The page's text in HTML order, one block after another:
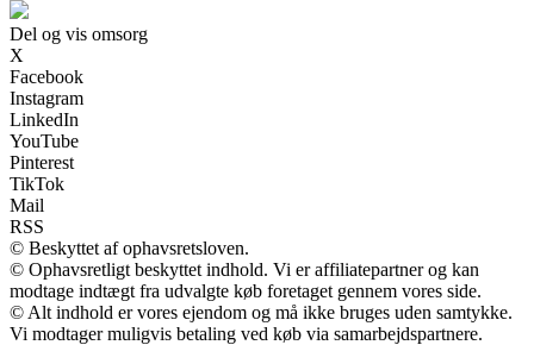
Del og vis omsorg
X
Facebook
Instagram
LinkedIn
YouTube
Pinterest
TikTok
Mail
RSS
© Beskyttet af ophavsretsloven.
© Ophavsretligt beskyttet indhold. Vi er affiliatepartner og kan
modtage indtægt fra udvalgte køb foretaget gennem vores side.
© Alt indhold er vores ejendom og må ikke bruges uden samtykke.
Vi modtager muligvis betaling ved køb via samarbejdspartnere.